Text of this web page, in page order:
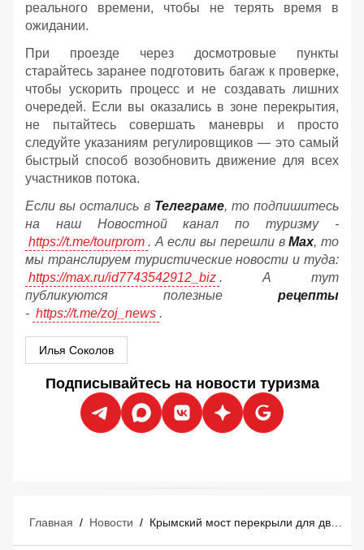
реального времени, чтобы не терять время в
ожидании.
При проезде через досмотровые пункты
старайтесь заранее подготовить багаж к проверке,
чтобы ускорить процесс и не создавать лишних
очередей. Если вы оказались в зоне перекрытия,
не пытайтесь совершать маневры и просто
следуйте указаниям регулировщиков — это самый
быстрый способ возобновить движение для всех
участников потока.
Если вы остались в Телеграме, то подпишитесь
на наш Новостной канал по туризму -
https://t.me/tourprom . А если вы перешли вМах, то
мы транслируем туристические новости и туда:
https://max.ru/id7743542912_biz . А тут
публикуются полезные рецепты
- https://t.me/zoj_news .
Илья Соколов
Подписывайтесь на новости туризма
Главная / Новости /